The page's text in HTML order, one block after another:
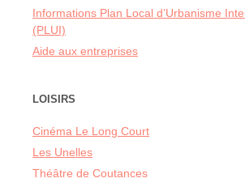
Informations Plan Local d’Urbanisme
(PLUI)
Aide aux entreprises
LOISIRS
Cinéma Le Long Court
Les Unelles
Théâtre de Coutances